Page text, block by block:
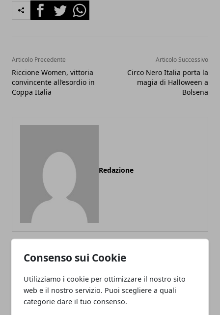
Consenso sui Cookie
Utilizziamo i cookie per ottimizzare il nostro sito
web e il nostro servizio. Puoi scegliere a quali
categorie dare il tuo consenso.
FacebookTwitterWhatsapp
Articolo Precedente
Riccione Women, vittoria
convincente all’esordio in
Coppa Italia
Articolo Successivo
Circo Nero Italia porta la
magia di Halloween a
Bolsena
Redazione
ARTICOLI CORRELATI